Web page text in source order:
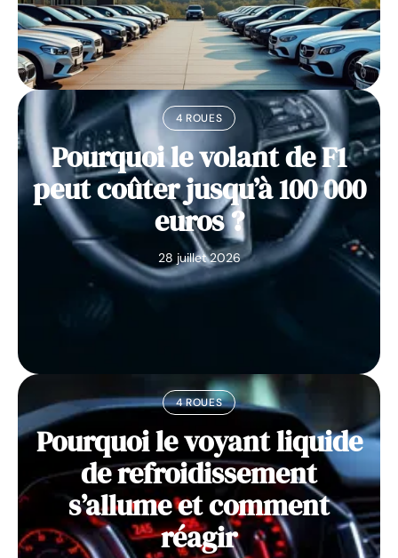
4 ROUES
Pourquoi le volant de F1
peut coûter jusqu’à 100 000
euros ?
28 juillet 2026
4 ROUES
Pourquoi le voyant liquide
de refroidissement
s’allume et comment
réagir